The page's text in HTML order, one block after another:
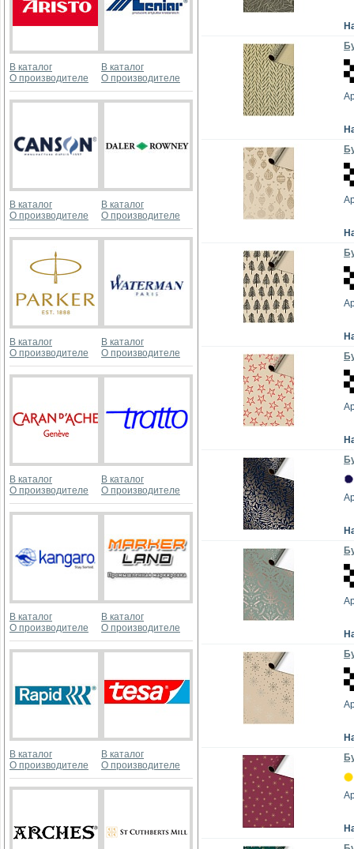
В каталог
О производителе
В каталог
О производителе
В каталог
О производителе
В каталог
О производителе
В каталог
О производителе
В каталог
О производителе
В каталог
О производителе
В каталог
О производителе
В каталог
О производителе
В каталог
О производителе
В каталог
О производителе
В каталог
О производителе